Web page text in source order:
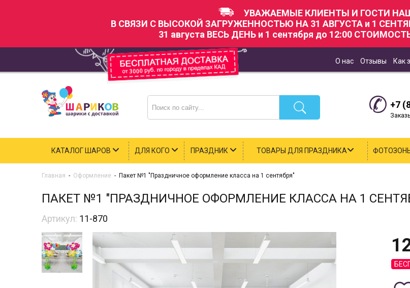
УВАЖАЕМЫЕ КЛИЕНТЫ И ГОСТИ
В СВЯЗИ С ВЫСОКОЙ ЗАГРУЖЕННОСТЬЮ НА 31 АВГУСТА и 1
31 августа ВЕСЬ ДЕНЬ и 1 сентября до 12:00
О нас Отзывы Как
+7
КАТАЛОГ ШАРОВ ДЛЯ КОГО ПРАЗДНИК ТОВАРЫ ДЛЯ ПРАЗДНИКА
Главная - Оформление - Пакет №1 "Праздничное оформление класса на 1 сентября"
ПАКЕТ №1 "ПРАЗДНИЧНОЕ ОФОРМЛЕНИЕ КЛАССА НА 1
Артикул: 11-870